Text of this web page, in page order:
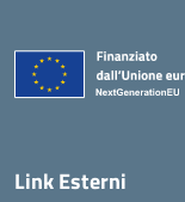
Link Esterni